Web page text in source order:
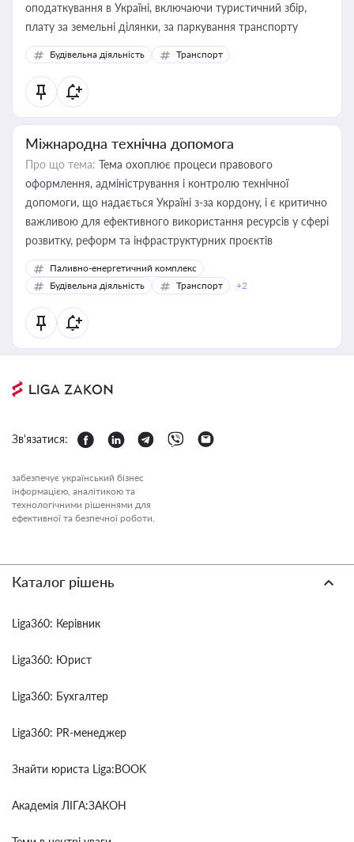
оподаткування в Україні, включаючи туристичний збір,
плату за земельні ділянки, за паркування транспорту
Будівельна діяльність Транспорт
Міжнародна технічна допомога
Про що тема: Тема охоплює процеси правового
оформлення, адміністрування і контролю технічної
допомоги, що надається Україні з-за кордону, і є критично
важливою для ефективного використання ресурсів у сфері
розвитку, реформ та інфраструктурних проєктів
Паливно-енергетичний комплекс
Будівельна діяльність
Транспорт +2
Зв'язатися:
забезпечує український бізнес
інформацією, аналітикою та
технологічними рішеннями для
ефективної та безпечної роботи.
Каталог рішень
Liga360: Керівник
Liga360: Юрист
Liga360: Бухгалтер
Liga360: PR-менеджер
Знайти юриста Liga:BOOK
Академія ЛІГА:ЗАКОН